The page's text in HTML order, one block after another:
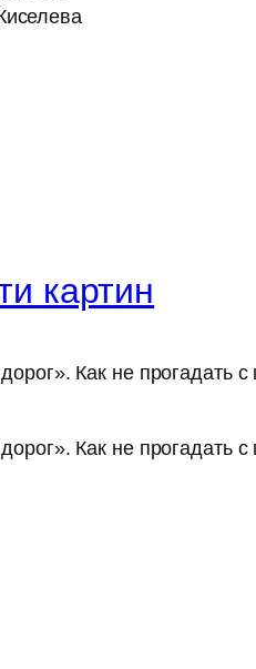
картин
Как не прогадать с
Как не прогадать с